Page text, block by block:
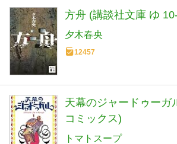
方舟 (講談社文庫 ゆ
夕木春央
12457
天幕のジャードゥーガ
コミックス)
トマトスープ